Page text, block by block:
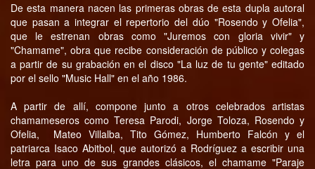
De esta manera nacen las primeras obras de esta dupla autoral
que pasan a integrar el repertorio del dúo "Rosendo y Ofelia",
que le estrenan obras como "Juremos con gloria vivir" y
"Chamame", obra que recibe consideración de público y colegas
a partir de su grabación en el disco "La luz de tu gente" editado
por el sello "Music Hall" en el año 1986.
A partir de allí, compone junto a otros celebrados artistas
chamameseros como Teresa Parodi, Jorge Toloza, Rosendo y
Ofelia,
Mateo Villalba, Tito Gómez, Humberto Falcón y el
patriarca Isaco Abitbol, que autorizó a Rodríguez a escribir una
letra para uno de sus grandes clásicos, el chamame "Paraje